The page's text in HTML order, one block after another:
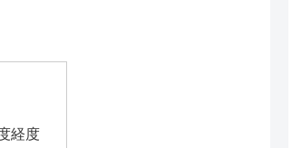
経度